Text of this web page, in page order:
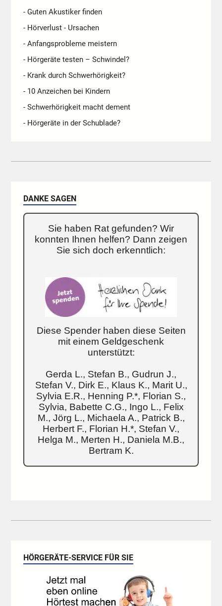
- Guten Akustiker finden
- Hörverlust - Ursachen
- Anfangsprobleme meistern
- Hörgeräte testen – Schwindel?
- Krank durch Schwerhörigkeit?
- 10 Anzeichen bei Kindern
- Schwerhörigkeit macht dement
- Hörgeräte in der Schublade?
DANKE SAGEN
Sie haben Rat gefunden? Wir
konnten Ihnen helfen? Dann zeigen
Sie sich doch erkenntlich:
Diese Spender haben diese Seiten
mit einem Geldgeschenk
unterstützt:
Gerda L., Stefan B., Gudrun J.,
Stefan V., Dirk E., Klaus K., Marit U.,
Sylvia E.R., Henning P.*, Florian S.,
Sylvia, Babette C.G., Ingo L., Felix
M., Jörg L., Michaela A., Patrick B.,
Herbert F., Florian H.*, Stefan V.,
Helga M., Merten H., Daniela M.B.,
Bertram K.
HÖRGERÄTE-SERVICE FÜR SIE